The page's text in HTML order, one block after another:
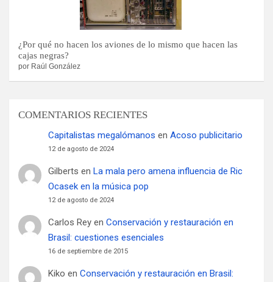
¿Por qué no hacen los aviones de lo mismo que hacen las
cajas negras?
por Raúl González
COMENTARIOS RECIENTES
Capitalistas megalómanos en Acoso publicitario
12 de agosto de 2024
Gilberts en La mala pero amena influencia de Ric
Ocasek en la música pop
12 de agosto de 2024
Carlos Reyen Conservación y restauración en
Brasil: cuestiones esenciales
16 de septiembre de 2015
Kiko en Conservación y restauración en Brasil: